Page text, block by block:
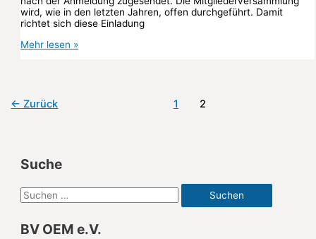
wird, wie in den letzten Jahren, offen durchgeführt. Damit
richtet sich diese Einladung
Anmeldung
Mehr lesen »
← Zurück 1 2
Suche
S
c
BV OEM e.V.